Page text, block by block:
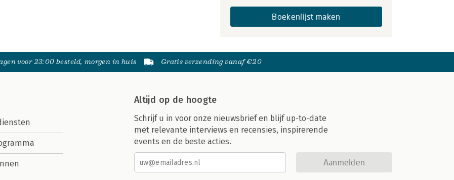
Boekenlijst maken
voor 23:00 besteld, morgen in huis Gratis verzending vanaf €20
Altijd op de hoogte
Schrijf u in voor onze nieuwsbrief en blijf up-to-date
met relevante interviews en recensies, inspirerende
events en de beste acties.
Aanmelden